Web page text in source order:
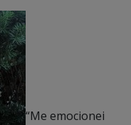
“Me emocionei